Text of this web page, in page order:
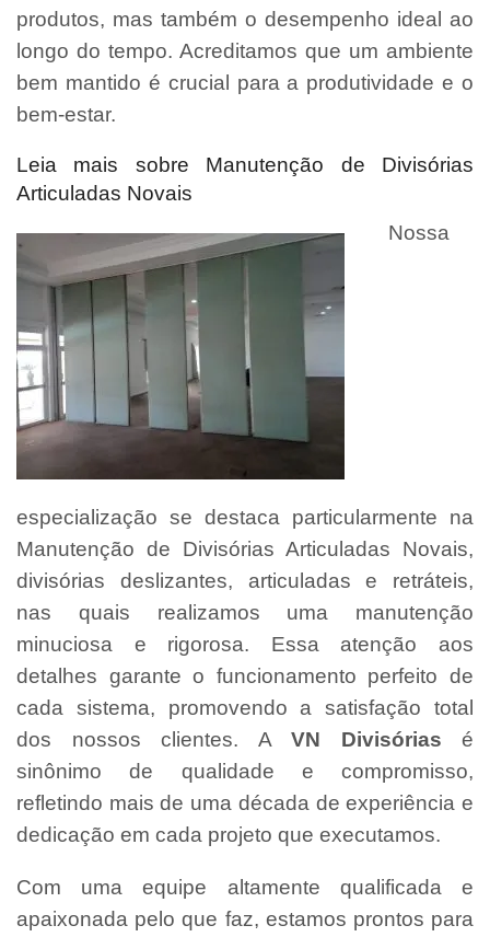
produtos, mas também o desempenho ideal ao
longo do tempo. Acreditamos que um ambiente
bem mantido é crucial para a produtividade e o
bem-estar.
Leia mais sobre Manutenção de Divisórias
Articuladas Novais
Nossa
especialização se destaca particularmente na
Manutenção de Divisórias Articuladas Novais,
divisórias deslizantes, articuladas e retráteis,
nas quais realizamos uma manutenção
minuciosa e rigorosa. Essa atenção aos
detalhes garante o funcionamento perfeito de
cada sistema, promovendo a satisfação total
dos nossos clientes. A VN Divisórias é
sinônimo de qualidade e compromisso,
refletindo mais de uma década de experiência e
dedicação em cada projeto que executamos.
Com uma equipe altamente qualificada e
apaixonada pelo que faz, estamos prontos para